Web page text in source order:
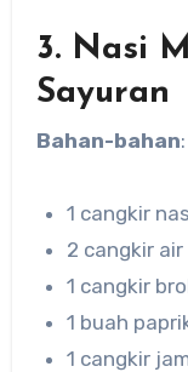
3. Nasi
Sayuran
Bahan-bahan:
1 cangkir
2 cangkir air
1 cangkir
1 buah
1 cangkir